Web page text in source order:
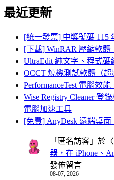
最近更新
[統一發票] 中獎號碼 115
[下載] WinRAR 壓縮軟體
UltraEdit 純文字、程式碼
OCCT 燒機測試軟體（超
PerformanceTest 電腦效
Wise Registry Cleaner 登
電腦加速工具
[免費] AnyDesk 遠端桌面
「 匿名訪客 」於〈
器，在 iPhone、
發佈留言
08-07, 2026